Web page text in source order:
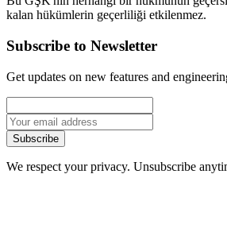
kalan hükümlerin geçerliliği etkilenmez.
Subscribe to Newsletter
Get updates on new features and
Subscribe
We respect your privacy. Unsubscribe